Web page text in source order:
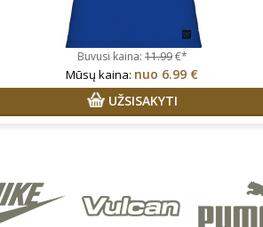
Buvusi kaina: 11.99€*
Mūsų kaina: nuo 6.99 €
UŽSISAKYTI